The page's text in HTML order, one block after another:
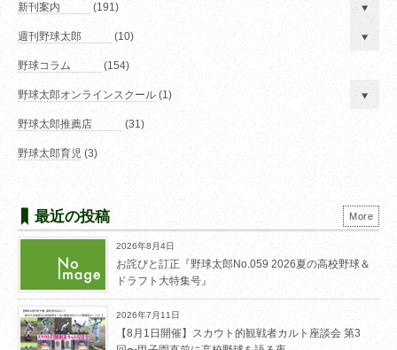
新刊案内 (191)
週刊野球太郎 (10)
野球コラム (154)
野球太郎オンラインスクール (1)
野球太郎推薦店 (31)
野球太郎育児 (3)
最近の投稿
2026年8月4日
お詫びと訂正『野球太郎No.059 2026夏の高校野球＆
ドラフト大特集号』
2026年7月11日
【8月1日開催】スカウト的観戦者カルト座談会 第3
More